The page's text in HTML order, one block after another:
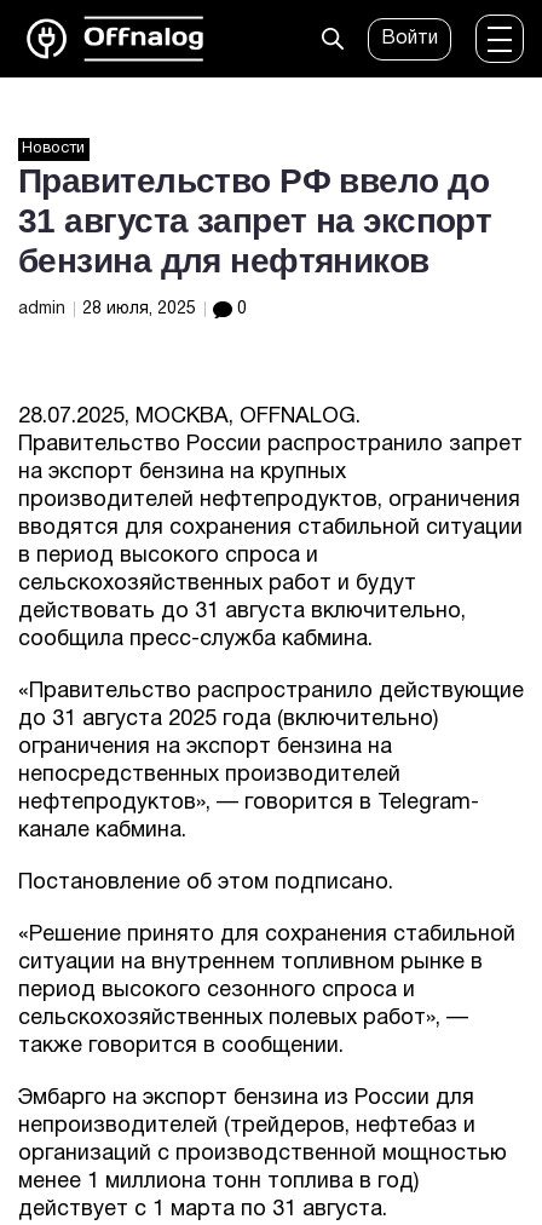
Войти
Новости
Правительство РФ ввело до
31 августа запрет на экспорт
бензина для нефтяников
admin 28 июля, 2025 0
28.07.2025, МОСКВА, OFFNALOG.
Правительство России распространило запрет
на экспорт бензина на крупных
производителей нефтепродуктов, ограничения
вводятся для сохранения стабильной ситуации
в период высокого спроса и
сельскохозяйственных работ и будут
действовать до 31 августа включительно,
сообщила пресс-служба кабмина.
«Правительство распространило действующие
до 31 августа 2025 года (включительно)
ограничения на экспорт бензина на
непосредственных производителей
нефтепродуктов», — говорится в Telegram-
канале кабмина.
Постановление об этом подписано.
«Решение принято для сохранения стабильной
ситуации на внутреннем топливном рынке в
период высокого сезонного спроса и
сельскохозяйственных полевых работ», —
также говорится в сообщении.
Эмбарго на экспорт бензина из России для
непроизводителей (трейдеров, нефтебаз и
организаций с производственной мощностью
менее 1 миллиона тонн топлива в год)
действует с 1 марта по 31 августа.